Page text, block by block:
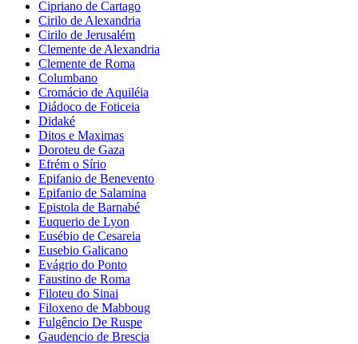
Cipriano de Cartago
Cirilo de Alexandria
Cirilo de Jerusalém
Clemente de Alexandria
Clemente de Roma
Columbano
Cromácio de Aquiléia
Diádoco de Foticeia
Didaké
Ditos e Maximas
Doroteu de Gaza
Efrém o Sírio
Epifanio de Benevento
Epifanio de Salamina
Epistola de Barnabé
Euquerio de Lyon
Eusébio de Cesareia
Eusebio Galicano
Evágrio do Ponto
Faustino de Roma
Filoteu do Sinai
Filoxeno de Mabboug
Fulgêncio De Ruspe
Gaudencio de Brescia